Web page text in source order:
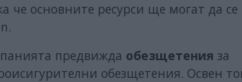
че основните ресурси ще могат да се
предвижда обезщетения за
обезщетения. Освен